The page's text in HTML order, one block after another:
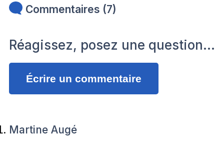
Commentaires (7)
Réagissez, posez une question…
Écrire un commentaire
Martine Augé